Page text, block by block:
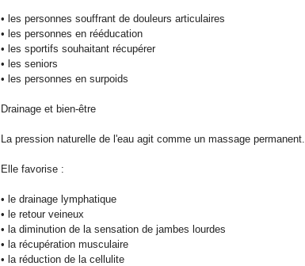
• les personnes souffrant de douleurs articulaires
• les personnes en rééducation
• les sportifs souhaitant récupérer
• les seniors
• les personnes en surpoids
Drainage et bien-être
La pression naturelle de l'eau agit comme un massage permanent.
Elle favorise :
• le drainage lymphatique
• le retour veineux
• la diminution de la sensation de jambes lourdes
• la récupération musculaire
• la réduction de la cellulite